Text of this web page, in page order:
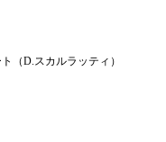
（D.スカルラッティ）